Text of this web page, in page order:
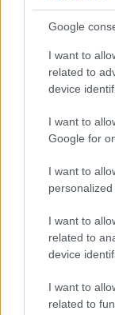
Google
I want to
related to
device
I want to
Google for
I want to
personalized
I want to
related to
device
I want to
related to
ott van a
változott
a citerával
írt
András
A Kaláka
lép fel a
Kulturális
című